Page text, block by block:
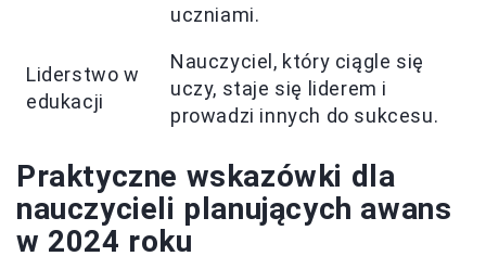
uczniami.
Liderstwo w
edukacji
Nauczyciel, który ciągle się
uczy, staje się liderem i
prowadzi innych do sukcesu.
Praktyczne wskazówki dla
nauczycieli planujących awans
w 2024 roku